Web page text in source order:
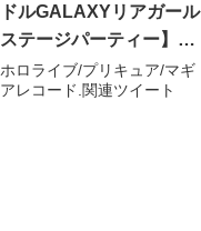
ドルGALAXYリアガール
ステージパーティー】
【VTuberプリアイドル
GALAXYリアガールプロ
ホロライブ/プリキュア/マギ
アレコード.関連ツイート